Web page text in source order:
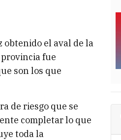
obtenido el aval de la
fue
son los que
de riesgo que se
completar lo que
toda la